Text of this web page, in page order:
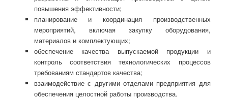
повышения эффективности;
планирование и координация производственных
мероприятий, включая закупку оборудования,
материалов и комплектующих;
обеспечение качества выпускаемой продукции и
контроль соответствия технологических процессов
требованиям стандартов качества;
взаимодействие с другими отделами предприятия для
обеспечения целостной работы производства.